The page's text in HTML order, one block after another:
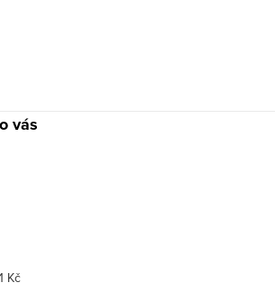
vás
Kč